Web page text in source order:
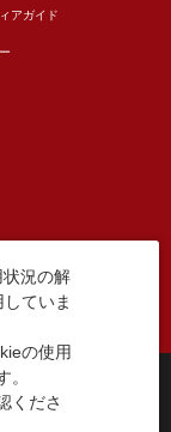
アガイド
て
6号
況の解
ていま
の使用
。
くださ